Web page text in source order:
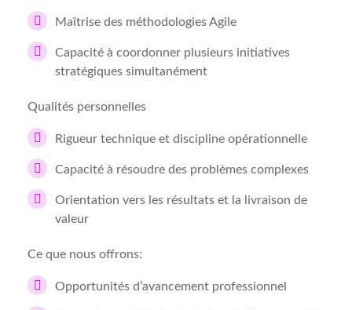
Maîtrise des méthodologies Agile
Capacité à coordonner plusieurs initiatives
stratégiques simultanément
Qualités personnelles
Rigueur technique et discipline opérationnelle
Capacité à résoudre des problèmes complexes
Orientation vers les résultats et la livraison de
valeur
Ce que nous offrons:
Opportunités d’avancement professionnel